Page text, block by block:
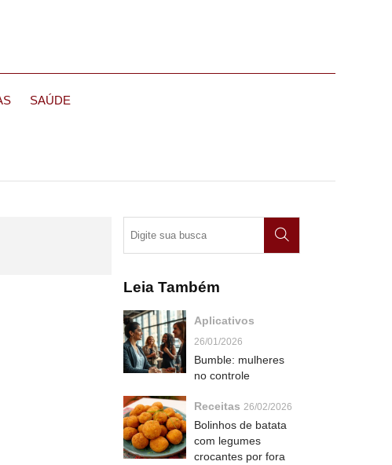
SAÚDE
Leia Também
Aplicativos
26/01/2026
Bumble: mulheres
no controle
Receitas 26/02/2026
Bolinhos de batata
com legumes
crocantes por fora